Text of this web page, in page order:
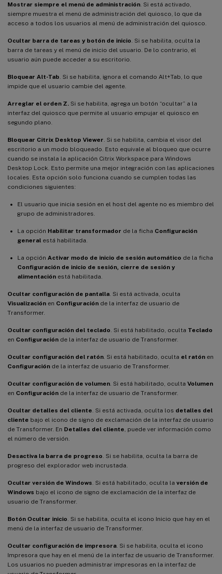
Mostrar siempre el menú de administración . Si está activado,
siempre muestra el menú de administración del quiosco, lo que da
acceso a todos los usuarios al menú de administración del quiosco.
Ocultar barra de tareas y botón de inicio . Si se habilita, oculta la
barra de tareas y el menú de inicio del usuario. De lo contrario, el
usuario aún puede acceder a su escritorio.
Bloquear Alt-Tab . Si se habilita, ignora el comando Alt+Tab, lo que
impide que el usuario cambie del agente.
Arreglar el orden Z. Si se habilita, agrega un botón “ocultar” a la
interfaz del quiosco que permite al usuario empujar el quiosco en
segundo plano.
Bloquear Citrix Desktop Viewer . Si se habilita, cambia el visor del
escritorio a un modo bloqueado. Esto equivale al bloqueo que ocurre
cuando se instala la aplicación Citrix Workspace para Windows
Desktop Lock. Esto permite una mejor integración con las aplicaciones
locales. Esta opción solo funciona cuando se cumplen todas las
condiciones siguientes:
El usuario que inicia sesión en el host del agente no es miembro del
grupo de administradores.
La opción Habilitar transformador de la ficha Configuración
general está habilitada.
La opción Activar modo de inicio de sesión automático de la ficha
Configuración de inicio de sesión, cierre de sesión y
alimentación está habilitada.
Ocultar configuración de pantalla . Si está activada, oculta
Visualización en Configuración de la interfaz de usuario de
Transformer.
Ocultar configuración del teclado . Si está habilitado, oculta Teclado
en Configuración de la interfaz de usuario de Transformer.
Ocultar configuración del ratón . Si está habilitado, oculta el ratón en
Configuración de la interfaz de usuario de Transformer.
Ocultar configuración de volumen . Si está habilitado, oculta Volumen
en Configuración de la interfaz de usuario de Transformer.
Ocultar detalles del cliente . Si está activada, oculta los detalles del
cliente bajo el icono de signo de exclamación de la interfaz de usuario
de Transformer. En Detalles del cliente , puede ver información como
el número de versión.
Desactiva la barra de progreso . Si se habilita, oculta la barra de
progreso del explorador web incrustada.
Ocultar versión de Windows . Si está habilitado, oculta la versión de
Windows bajo el icono de signo de exclamación de la interfaz de
usuario de Transformer.
Botón Ocultar inicio . Si se habilita, oculta el icono Inicio que hay en el
menú de la interfaz de usuario de Transformer.
Ocultar configuración de impresora . Si se habilita, oculta el icono
Impresora que hay en el menú de la interfaz de usuario de Transformer.
Los usuarios no pueden administrar impresoras en la interfaz de